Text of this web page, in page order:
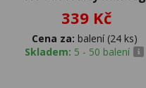
339 Kč
Cena za: balení (24 ks)
Skladem: 5 - 50 balení